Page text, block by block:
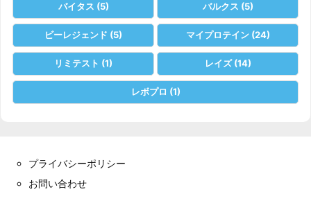
バイタス (5) バルクス (5)
ビーレジェンド (5) マイプロテイン(24)
リミテスト (1) レイズ(14)
レボプロ (1)
プライバシーポリシー
お問い合わせ